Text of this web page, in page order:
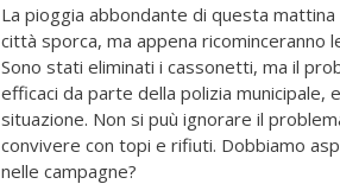
La pioggia abbondante di questa
città sporca, ma appena ricominceranno
Sono stati eliminati i cassonetti, ma il
efficaci da parte della polizia
situazione. Non si puù ignorare il
convivere con topi e rifiuti. Dobbiamo
nelle campagne?